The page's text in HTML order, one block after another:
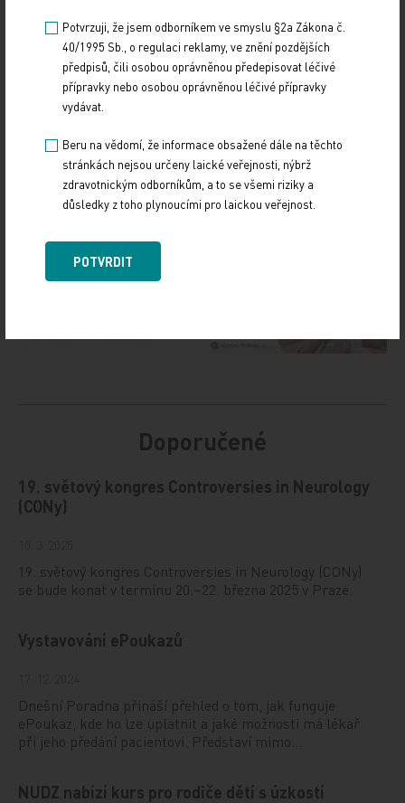
Z REGIONŮ
Sdílejte článek
Doporučené
19. světový kongres Controversies in Neurology
(CONy)
19. světový kongres Controversies in Neurology (CONy)
se bude konat v termínu 20.–22. března 2025 v Praze.
Vystavování ePoukazů
Dnešní Poradna přináší přehled o tom, jak funguje
ePoukaz, kde ho lze uplatnit a jaké možnosti má lékař
při jeho předání pacientovi. Představí mimo…
NUDZ nabízí kurs pro rodiče dětí s úzkostí
Potvrzuji, že jsem odborníkem ve smyslu §2a Zákona č.
40/1995 Sb., o regulaci reklamy, ve znění pozdějších
předpisů, čili osobou oprávněnou předepisovat léčivé
přípravky nebo osobou oprávněnou léčivé přípravky
vydávat.
Beru na vědomí, že informace obsažené dále na těchto
stránkách nejsou určeny laické veřejnosti, nýbrž
zdravotnickým odborníkům, a to se všemi riziky a
důsledky z toho plynoucími pro laickou veřejnost.
POTVRDIT